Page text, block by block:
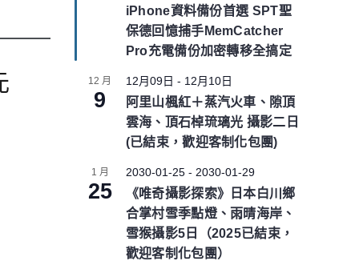
t
u
e
d
iPhone資料備份首選 SPT聖
保德回憶捕手MemCatcher
Pro充電備份加密轉移全搞定
12 月
9
12月09日 - 12月10日
阿里山楓紅＋蒸汽火車、隙頂
雲海、頂石棹琉璃光 攝影二日
(已結束，歡迎客制化包團)
1 月
25
2030-01-25- 2030-01-29
《唯奇攝影探索》日本白川鄉
合掌村雪季點燈、雨晴海岸、
雪猴攝影5日（2025已結束，
歡迎客制化包團）